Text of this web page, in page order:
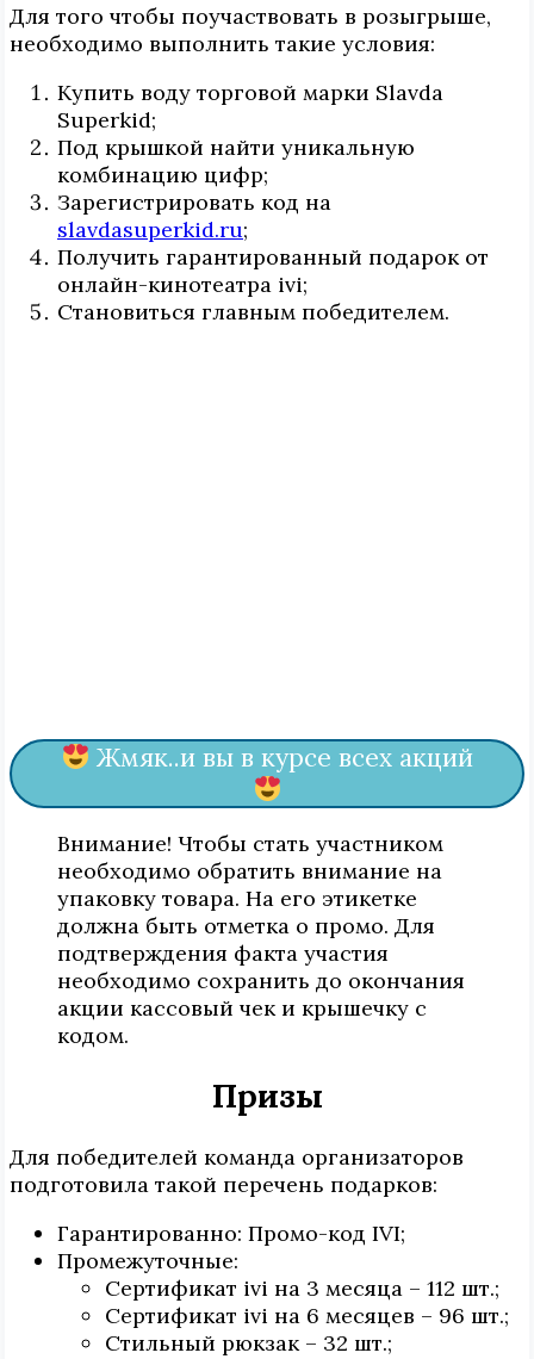
Для того чтобы поучаствовать в розыгрыше,
необходимо выполнить такие условия:
Купить воду торговой марки Slavda
Superkid;
Под крышкой найти уникальную
комбинацию цифр;
Зарегистрировать код на
slavdasuperkid.ru;
Получить гарантированный подарок от
онлайн-кинотеатра ivi;
Становиться главным победителем.
Жмяк..и вы в курсе всех акций
Внимание! Чтобы стать участником
необходимо обратить внимание на
упаковку товара. На его этикетке
должна быть отметка о промо. Для
подтверждения факта участия
необходимо сохранить до окончания
акции кассовый чек и крышечку с
кодом.
Призы
Для победителей команда организаторов
подготовила такой перечень подарков:
Гарантированно: Промо-код IVI;
Промежуточные:
Сертификат ivi на 3 месяца – 112 шт.;
Сертификат ivi на 6 месяцев – 96 шт.;
Стильный рюкзак – 32 шт.;